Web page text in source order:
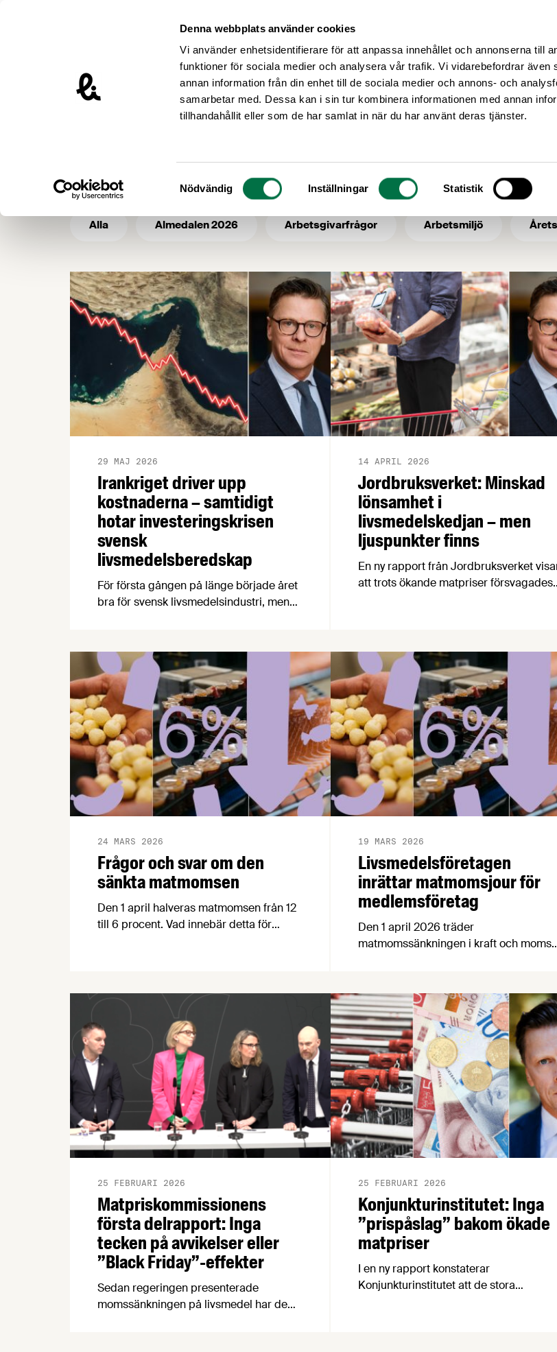
Denna webbplats använder cookies
Vi använder enhetsidentifierare för att anpassa innehållet och annonserna till
funktioner för sociala medier och analysera vår trafik. Vi vidarebefordrar även
annan information från din enhet till de sociala medier och annons- och
samarbetar med. Dessa kan i sin tur kombinera informationen med annan
tillhandahållit eller som de har samlat in när du har använt deras tjänster.
Samtyckesval
Nödvändig Inställningar Statistik
Livsmedelsföretagen – till startsidan
Livsmedelsföretagen / Ekonomi och konjunktur
Ekonomi och konjunktur
Alla Almedalen 2026 Arbetsgivarfrågor Arbetsmiljö
Irankriget driver upp
kostnaderna – samtidigt
hotar investeringskrisen
svensk
livsmedelsberedskap
29 MAJ 2026
För första gången på länge började året
bra för svensk livsmedelsindustri, men
svenska producenter av mat och dryck.
Samtidigt visar Livsmedelsföretagens
nya konjunkturbrev att decennier av för
låga investeringar riskerar att
underminera svensk
livsmedelsberedskap och
konkurrenskraft.
Jordbruksverket: Minskad
lönsamhet i
livsmedelskedjan – men
ljuspunkter finns
14 APRIL 2026
En ny rapport från Jordbruksverket
att trots ökande matpriser försvagades
klimatomställning och konkurrenskraft.
Vår chefekonom Carl Eckerdal tycker att
rapporten borde läsas av de politiker
som fortsätter prata om "övervinster" i
livsmedelsbranschen.
Frågor och svar om den
sänkta matmomsen
24 MARS 2026
Den 1 april halveras matmomsen från 12
till 6 procent. Vad innebär detta för
Matpriskommissionen? Och hur spelar
Irankriget in? Här svarar vi på de
vanligaste och viktigaste frågorna om
matmomssänkningen.
Livsmedelsföretagen
inrättar matmomsjour för
medlemsföretag
19 MARS 2026
Den 1 april 2026 träder
matmomssänkningen i kraft och
medlemmarnas frågor inrättar
Livsmedelsföretagen en tillfällig
matmomsjour som kommer att
bemannas av
mervärdesskattespecialisterna Pär
Sundberg och Mats Holmlund.
Matpriskommissionens
första delrapport: Inga
tecken på avvikelser eller
”Black Friday”-effekter
25 FEBRUARI 2026
Sedan regeringen presenterade
momssänkningen på livsmedel har de
Konjunkturinstitutet: Inga
”prispåslag” bakom ökade
matpriser
25 FEBRUARI 2026
I en ny rapport konstaterar
Konjunkturinstitutet att de stora